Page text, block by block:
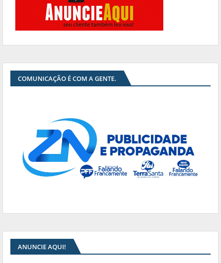
COMUNICAÇÃO É COM A GENTE.
ANUNCIE AQUI!